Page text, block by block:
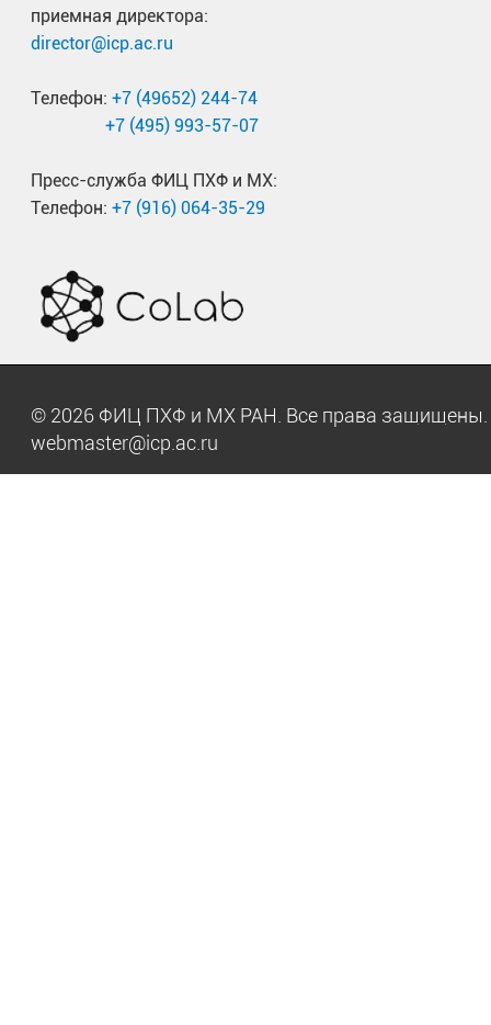
приемная директора:
director@icp.ac.ru
Телефон: +7 (49652) 244-74
+7 (495) 993-57-07
Пресс-служба ФИЦ ПХФ и МХ:
Телефон: +7 (916) 064-35-29
© 2026 ФИЦ ПХФ и МХ РАН. Все права
webmaster@icp.ac.ru